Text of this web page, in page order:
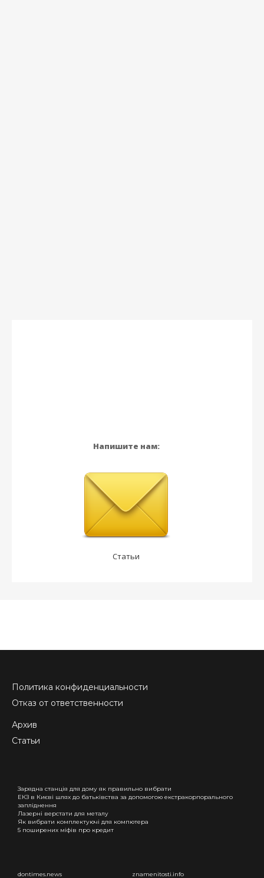
Напишите нам:
Статьи
Политика конфиденциальности
Отказ от ответственности
Архив
Статьи
Зарядна станція для дому як правильно вибрати
ЕКЗ в Києві шлях до батьківства за допомогою екстракорпорального
запліднення
Лазерні верстати для металу
Як вибрати комплектуючі для компютера
5 поширених міфів про кредит
dontimes.news znamenitosti.info